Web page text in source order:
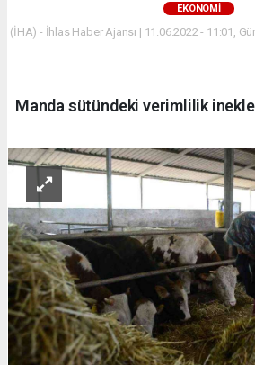
EKONOMİ
(İHA) - İhlas Haber Ajansı | 11.06.2022 - 11:01,
Manda sütündeki verimlilik